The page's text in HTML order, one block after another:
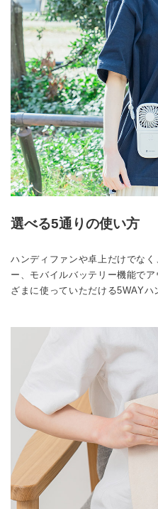
選べる5通りの使い方
ハンディファンや卓上だけでな
ー、モバイルバッテリー機能で
ざまに使っていただける5WAYハ